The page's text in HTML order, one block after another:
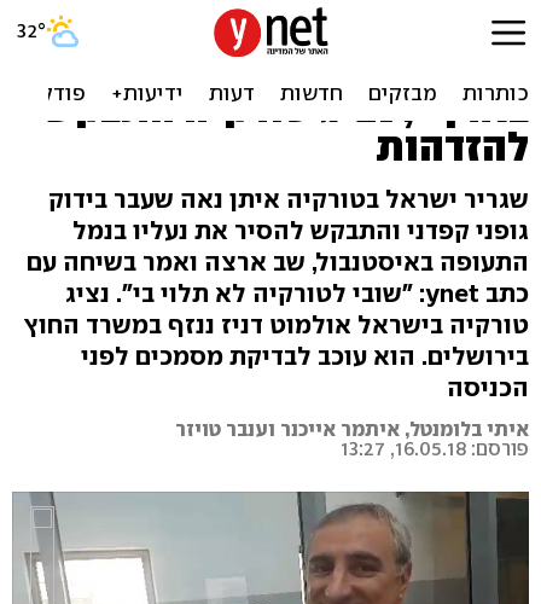
שגריר ישראל שב אחרי
ההשפלה בטורקיה: "אין כמו
בארץ"; נציג טורקיה התבקש
להזדהות
שגריר ישראל בטורקיה איתן נאה שעבר בידוק
גופני קפדני והתבקש להסיר את נעליו בנמל
התעופה באיסטנבול, שב ארצה ואמר בשיחה עם
כתב ynet: "שובי לטורקיה לא תלוי בי". נציג
טורקיה בישראל אולמוט דניז ננזף במשרד החוץ
בירושלים. הוא עוכב לבדיקת מסמכים לפני
הכניסה
איתי בלומנטל, איתמר אייכנר וענבר טויזר
פורסם: 16.05.18, 13:27